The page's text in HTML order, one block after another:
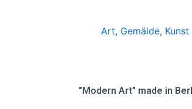
"Modern Art" made in